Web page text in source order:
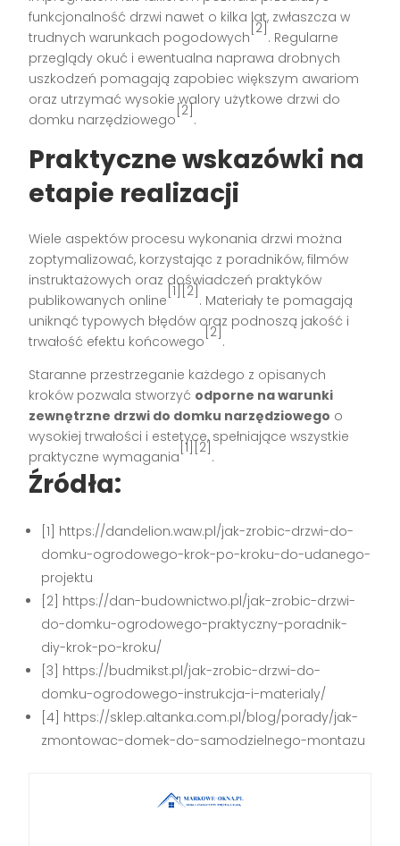
funkcjonalność drzwi nawet o kilka lat, zwłaszcza w
trudnych warunkach pogodowych
[2]
. Regularne
przeglądy okuć i ewentualna naprawa drobnych
uszkodzeń pomagają zapobiec większym awariom
oraz utrzymać wysokie walory użytkowe drzwi do
domku narzędziowego
[2]
.
Praktyczne wskazówki na
etapie realizacji
Wiele aspektów procesu wykonania drzwi można
zoptymalizować, korzystając z poradników, filmów
instruktażowych oraz doświadczeń praktyków
publikowanych online
[1][2]
. Materiały te pomagają
uniknąć typowych błędów oraz podnoszą jakość i
trwałość efektu końcowego
[2]
.
Staranne przestrzeganie każdego z opisanych
kroków pozwala stworzyć odporne na warunki
zewnętrzne drzwi do domku narzędziowego o
wysokiej trwałości i estetyce, spełniające wszystkie
praktyczne wymagania
[1][2]
.
Źródła:
[1] https://dandelion.waw.pl/jak-zrobic-drzwi-do-
domku-ogrodowego-krok-po-kroku-do-udanego-
projektu
[2] https://dan-budownictwo.pl/jak-zrobic-drzwi-
do-domku-ogrodowego-praktyczny-poradnik-
diy-krok-po-kroku/
[3] https://budmikst.pl/jak-zrobic-drzwi-do-
domku-ogrodowego-instrukcja-i-materialy/
[4] https://sklep.altanka.com.pl/blog/porady/jak-
zmontowac-domek-do-samodzielnego-montazu